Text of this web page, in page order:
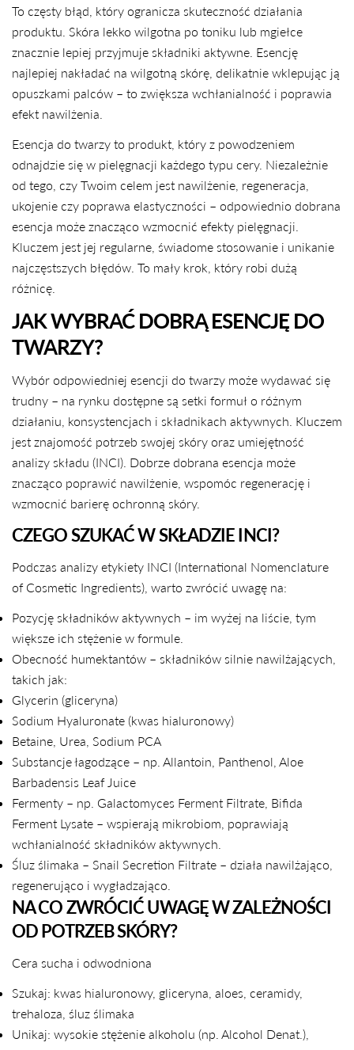
To częsty błąd, który ogranicza skuteczność działania
produktu. Skóra lekko wilgotna po toniku lub mgiełce
znacznie lepiej przyjmuje składniki aktywne. Esencję
najlepiej nakładać na wilgotną skórę, delikatnie wklepując ją
opuszkami palców – to zwiększa wchłanialność i poprawia
efekt nawilżenia.
Esencja do twarzy to produkt, który z powodzeniem
odnajdzie się w pielęgnacji każdego typu cery. Niezależnie
od tego, czy Twoim celem jest nawilżenie, regeneracja,
ukojenie czy poprawa elastyczności – odpowiednio dobrana
esencja może znacząco wzmocnić efekty pielęgnacji.
Kluczem jest jej regularne, świadome stosowanie i unikanie
najczęstszych błędów. To mały krok, który robi dużą
różnicę.
JAK WYBRAĆ DOBRĄ ESENCJĘ DO
TWARZY?
Wybór odpowiedniej esencji do twarzy może wydawać się
trudny – na rynku dostępne są setki formuł o różnym
działaniu, konsystencjach i składnikach aktywnych. Kluczem
jest znajomość potrzeb swojej skóry oraz umiejętność
analizy składu (INCI). Dobrze dobrana esencja może
znacząco poprawić nawilżenie, wspomóc regenerację i
wzmocnić barierę ochronną skóry.
CZEGO SZUKAĆ W SKŁADZIE INCI?
Podczas analizy etykiety INCI (International Nomenclature
of Cosmetic Ingredients), warto zwrócić uwagę na:
Pozycję składników aktywnych – im wyżej na liście, tym
większe ich stężenie w formule.
Obecność humektantów – składników silnie nawilżających,
takich jak:
Glycerin (gliceryna)
Sodium Hyaluronate (kwas hialuronowy)
Betaine, Urea, Sodium PCA
Substancje łagodzące – np. Allantoin, Panthenol, Aloe
Barbadensis Leaf Juice
Fermenty – np. Galactomyces Ferment Filtrate, Bifida
Ferment Lysate – wspierają mikrobiom, poprawiają
wchłanialność składników aktywnych.
Śluz ślimaka – Snail Secretion Filtrate – działa nawilżająco,
regenerująco i wygładzająco.
NA CO ZWRÓCIĆ UWAGĘ W ZALEŻNOŚCI
OD POTRZEB SKÓRY?
Cera sucha i odwodniona
Szukaj: kwas hialuronowy, gliceryna, aloes, ceramidy,
trehaloza, śluz ślimaka
Unikaj: wysokie stężenie alkoholu (np. Alcohol Denat.),